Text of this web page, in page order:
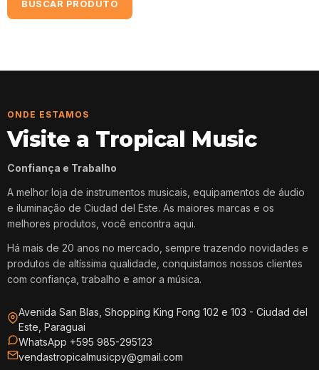
BUSCAR PRODUTO
ONDE ESTAMOS
Visite a Tropical Music
Confiança e Trabalho
A melhor loja de instrumentos musicais, equipamentos de áudio
e iluminação de Ciudad del Este. As maiores marcas e os
melhores produtos, você encontra aqui.
Há mais de 20 anos no mercado, sempre trazendo novidades e
produtos de altíssima qualidade, conquistamos nossos clientes
com confiança, trabalho e amor a música.
Avenida San Blas, Shopping King Fong 102 e 103 - Ciudad del
Este, Paraguai
WhatsApp +595 985-295123
vendastropicalmusicpy@gmail.com